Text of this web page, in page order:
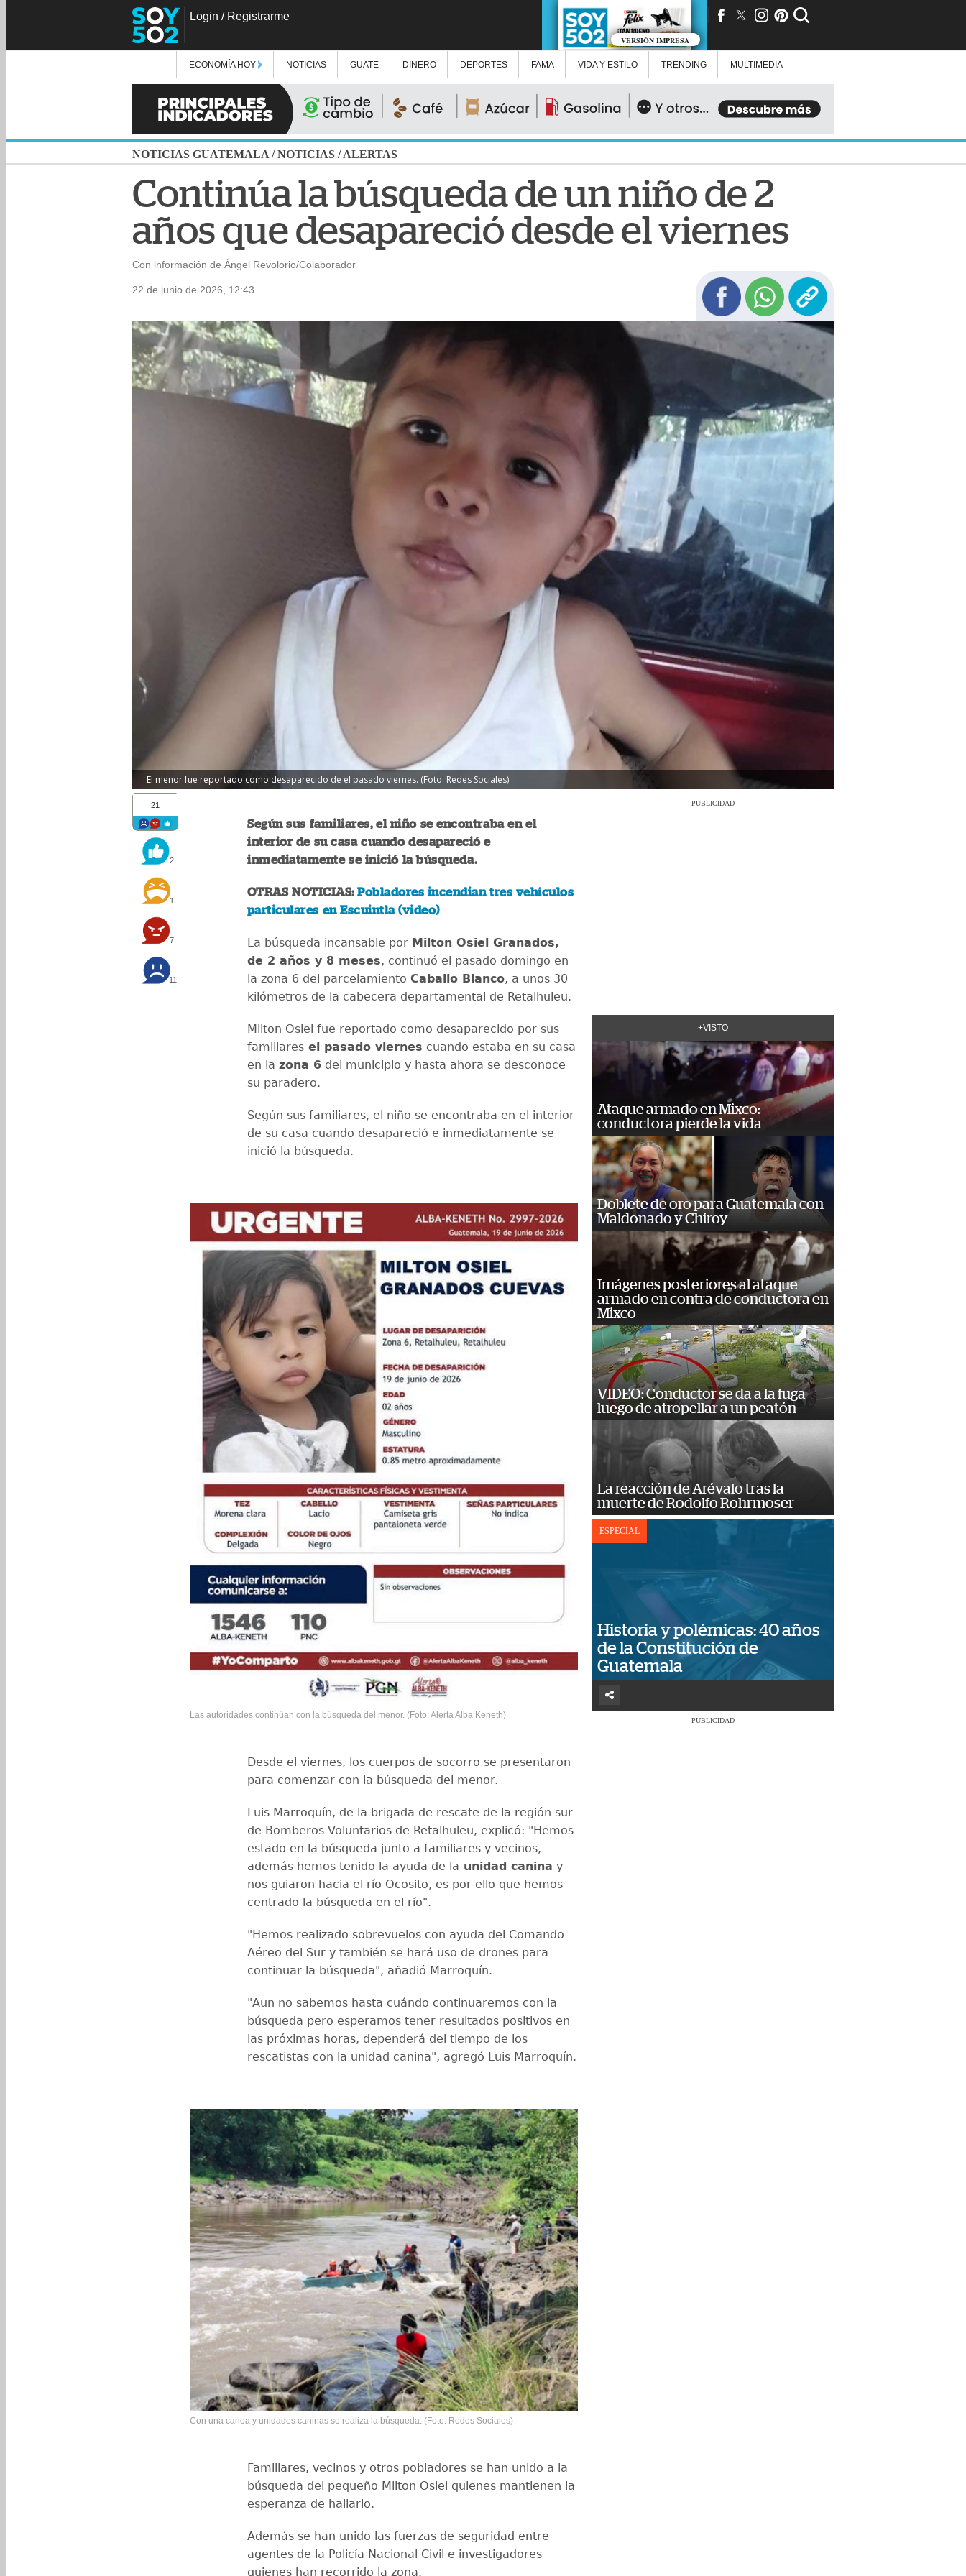
Login / Registrarme
VERSIÓN IMPRESA
ECONOMÍA HOY NOTICIAS GUATE DINERO DEPORTES FAMA VIDA Y ESTILO TRENDING MULTIMEDIA
NOTICIAS GUATEMALA /NOTICIAS /ALERTAS
Continúa la búsqueda de un niño de 2
años que desapareció desde el viernes
Con información de Ángel Revolorio/Colaborador
22 de junio de 2026, 12:43
El menor fue reportado como desaparecido de el pasado viernes. (Foto: Redes Sociales)
21
2
1
7
11
Según sus familiares, el niño se encontraba en el
interior de su casa cuando desapareció e
inmediatamente se inició la búsqueda.
OTRAS NOTICIAS:Pobladores incendian tres vehículos
particulares en Escuintla (video)
La búsqueda incansable por Milton Osiel Granados,
de 2 años y 8 meses, continuó el pasado domingo en
la zona 6 del parcelamiento Caballo Blanco, a unos 30
kilómetros de la cabecera departamental de Retalhuleu.
Milton Osiel fue reportado como desaparecido por sus
familiares el pasado viernes cuando estaba en su casa
en la zona 6 del municipio y hasta ahora se desconoce
su paradero.
Según sus familiares, el niño se encontraba en el interior
de su casa cuando desapareció e inmediatamente se
inició la búsqueda.
Las autoridades continúan con la búsqueda del menor. (Foto: Alerta Alba Keneth)
Desde el viernes, los cuerpos de socorro se presentaron
para comenzar con la búsqueda del menor.
Luis Marroquín, de la brigada de rescate de la región sur
de Bomberos Voluntarios de Retalhuleu, explicó: "Hemos
estado en la búsqueda junto a familiares y vecinos,
además hemos tenido la ayuda de la unidad canina y
nos guiaron hacia el río Ocosito, es por ello que hemos
centrado la búsqueda en el río".
"Hemos realizado sobrevuelos con ayuda del Comando
Aéreo del Sur y también se hará uso de drones para
continuar la búsqueda", añadió Marroquín.
"Aun no sabemos hasta cuándo continuaremos con la
búsqueda pero esperamos tener resultados positivos en
las próximas horas, dependerá del tiempo de los
rescatistas con la unidad canina", agregó Luis Marroquín.
Con una canoa y unidades caninas se realiza la búsqueda. (Foto: Redes Sociales)
Familiares, vecinos y otros pobladores se han unido a la
búsqueda del pequeño Milton Osiel quienes mantienen la
esperanza de hallarlo.
Además se han unido las fuerzas de seguridad entre
agentes de la Policía Nacional Civil e investigadores
quienes han recorrido la zona.
PUBLICIDAD
+VISTO
Ataque armado en Mixco:
conductora pierde la vida
Doblete de oro para Guatemala con
Maldonado y Chiroy
Imágenes posteriores al ataque
armado en contra de conductora en
Mixco
VIDEO: Conductor se da a la fuga
luego de atropellar a un peatón
La reacción de Arévalo tras la
muerte de Rodolfo Rohrmoser
ESPECIAL
Historia y polémicas: 40 años
de la Constitución de
Guatemala
PUBLICIDAD